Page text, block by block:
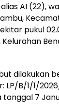
AI (22),
pukul
Kelurahan
dilakukan
LP/B/1/1/
7